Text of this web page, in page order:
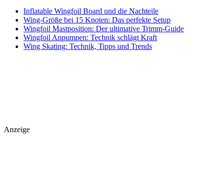
Inflatable Wingfoil Board und die Nachteile
Wing-Größe bei 15 Knoten: Das perfekte Setup
Wingfoil Mastposition: Der ultimative Trimm-Guide
Wingfoil Anpumpen: Technik schlägt Kraft
Wing Skating: Technik, Tipps und Trends
Anzeige